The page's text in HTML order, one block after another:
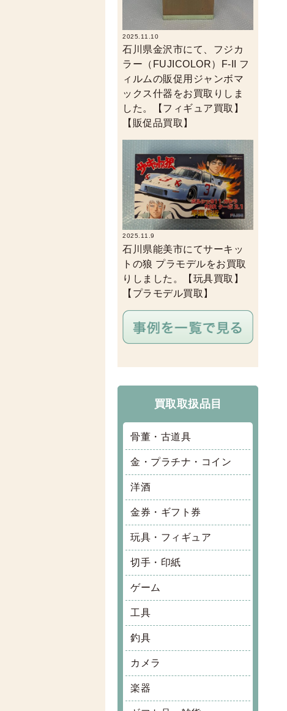
2025.11.10
石川県金沢市にて、フジカ
ラー（FUJICOLOR）F-II フ
ィルムの販促用ジャンボマ
ックス什器をお買取りしま
した。【フィギュア買取】
【販促品買取】
2025.11.9
石川県能美市にてサーキッ
トの狼 プラモデルをお買取
りしました。【玩具買取】
【プラモデル買取】
買取取扱品目
骨董・古道具
金・プラチナ・コイン
洋酒
金券・ギフト券
玩具・フィギュア
切手・印紙
ゲーム
工具
釣具
カメラ
楽器